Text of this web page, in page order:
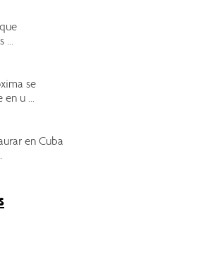
...
se
u ...
en Cuba